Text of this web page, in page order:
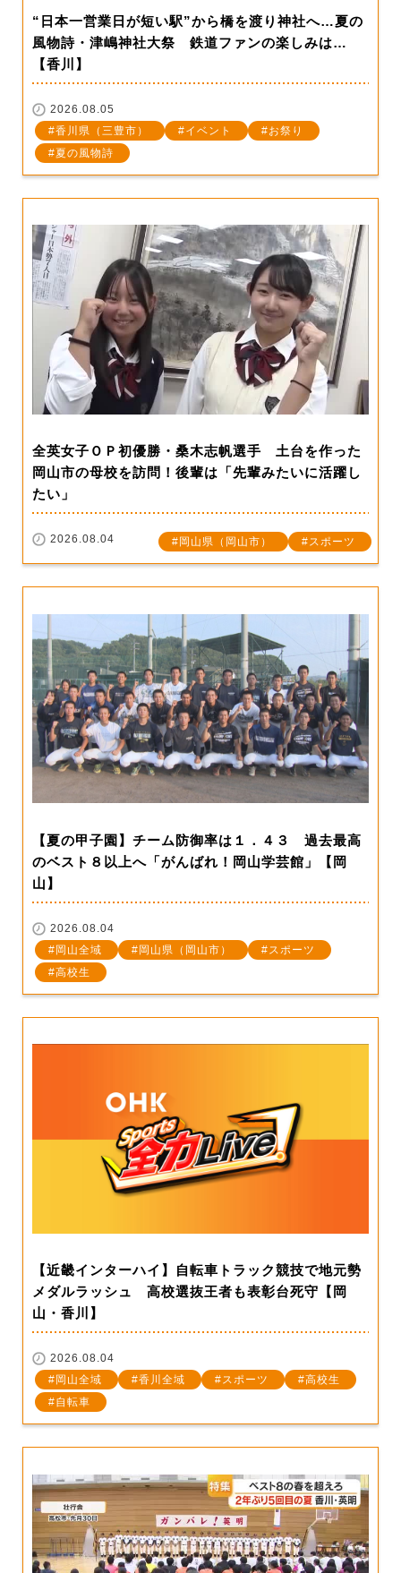
“日本一営業日が短い駅”から橋を渡り神社へ…夏の
風物詩・津嶋神社大祭 鉄道ファンの楽しみは…
【香川】
2026.08.05
香川県（三豊市）
イベント
お祭り
夏の風物詩
全英女子ＯＰ初優勝・桑木志帆選手 土台を作った
岡山市の母校を訪問！後輩は「先輩みたいに活躍し
たい」
2026.08.04 岡山県（岡山市） スポーツ
【夏の甲子園】チーム防御率は１．４３ 過去最高
のベスト８以上へ「がんばれ！岡山学芸館」【岡
山】
2026.08.04
岡山全域
岡山県（岡山市）
スポーツ
高校生
【近畿インターハイ】自転車トラック競技で地元勢
メダルラッシュ 高校選抜王者も表彰台死守【岡
山・香川】
2026.08.04
岡山全域
香川全域 スポーツ
高校生
自転車